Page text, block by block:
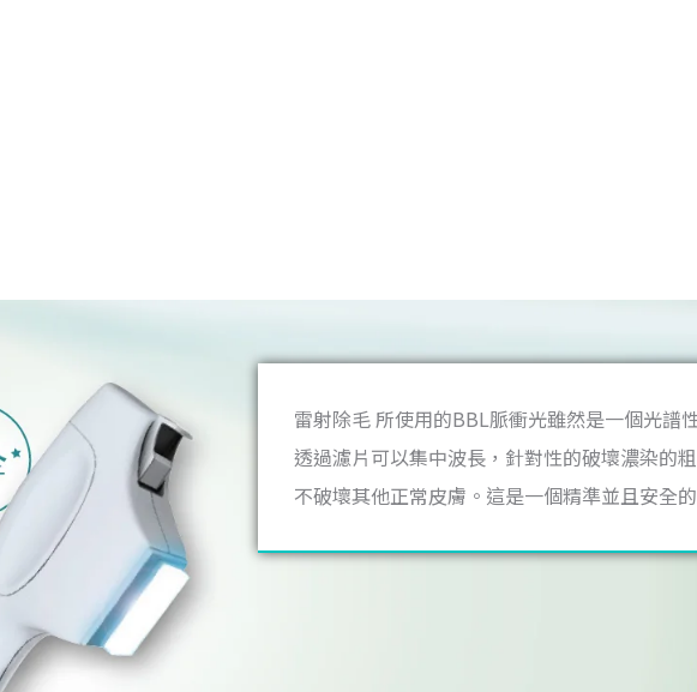
雷射除毛 所使用的BBL脈衝光雖然是一個光譜
透過濾片可以集中波長，針對性的破壞濃染的
不破壞其他正常皮膚。這是一個精準並且安全